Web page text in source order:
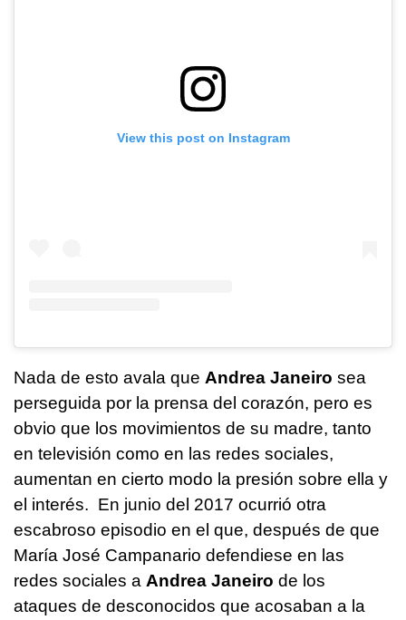
View this post on Instagram
Nada de esto avala que Andrea Janeiro sea
perseguida por la prensa del corazón, pero es
obvio que los movimientos de su madre, tanto
en televisión como en las redes sociales,
aumentan en cierto modo la presión sobre ella y
el interés. En junio del 2017 ocurrió otra
escabroso episodio en el que, después de que
María José Campanario defendiese en las
redes sociales a Andrea Janeiro de los
ataques de desconocidos que acosaban a la